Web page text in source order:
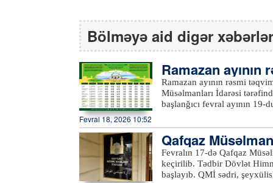
Bölməyə aid digər xəbərlər
Ramazan
olundu
Ramazan ayının rəsmi
Müsəlmanları İdarəsi
başlanğıcı fevral ayının
olunacaq. Ramazan
tutulub.xeber100.com
Fevral 18, 2026 10:52
Qafqaz
las keçirib
Fevralın 17-də Qafqaz
keçirilib. Tədbir Dövlət
başlayıb. QMİ sədri, şeyxülislam Allahşükür Paşazadə çıxış edərək mübarək Ramazan ayının